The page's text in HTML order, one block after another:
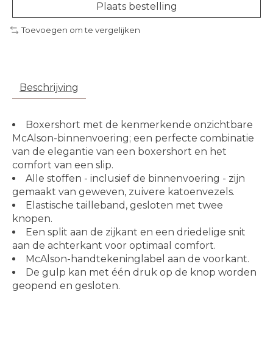
Plaats bestelling
Toevoegen om te vergelijken
Beschrijving
Boxershort met de kenmerkende onzichtbare
McAlson-binnenvoering; een perfecte combinatie
van de elegantie van een boxershort en het
comfort van een slip.
Alle stoffen - inclusief de binnenvoering - zijn
gemaakt van geweven, zuivere katoenvezels.
Elastische tailleband, gesloten met twee
knopen.
Een split aan de zijkant en een driedelige snit
aan de achterkant voor optimaal comfort.
McAlson-handtekeninglabel aan de voorkant.
De gulp kan met één druk op de knop worden
geopend en gesloten.